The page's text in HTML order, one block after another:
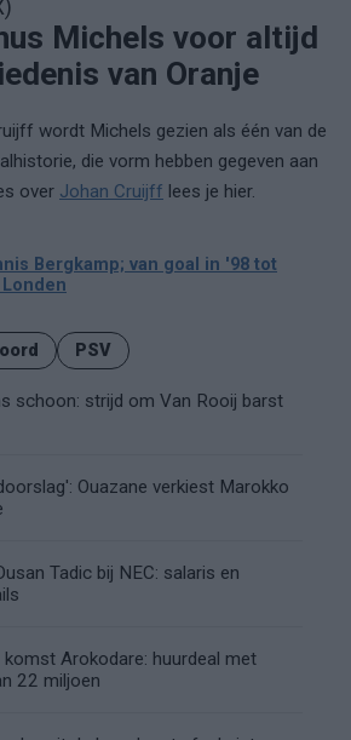
Michels voor altijd
van Oranje
wordt Michels gezien als één van de
die vorm hebben gegeven aan
over Johan Cruijff lees je hier.
Bergkamp; van goal in '98 tot
PSV
schoon: strijd om Van Rooij barst
Ouazane verkiest Marokko
Tadic bij NEC: salaris en
Arokodare: huurdeal met
22 miljoen